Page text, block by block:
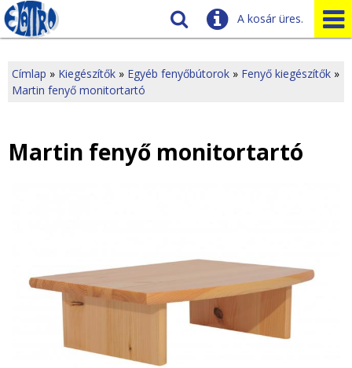
J
l
Címlap » Kiegészítők » Egyéb fenyőbútorok » Fenyő kiegészítők »
Martin fenyő monitortartó
Martin fenyő monitortartó
A kosár üres.
Tudnivalók